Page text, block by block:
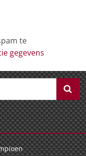
te
gegevens